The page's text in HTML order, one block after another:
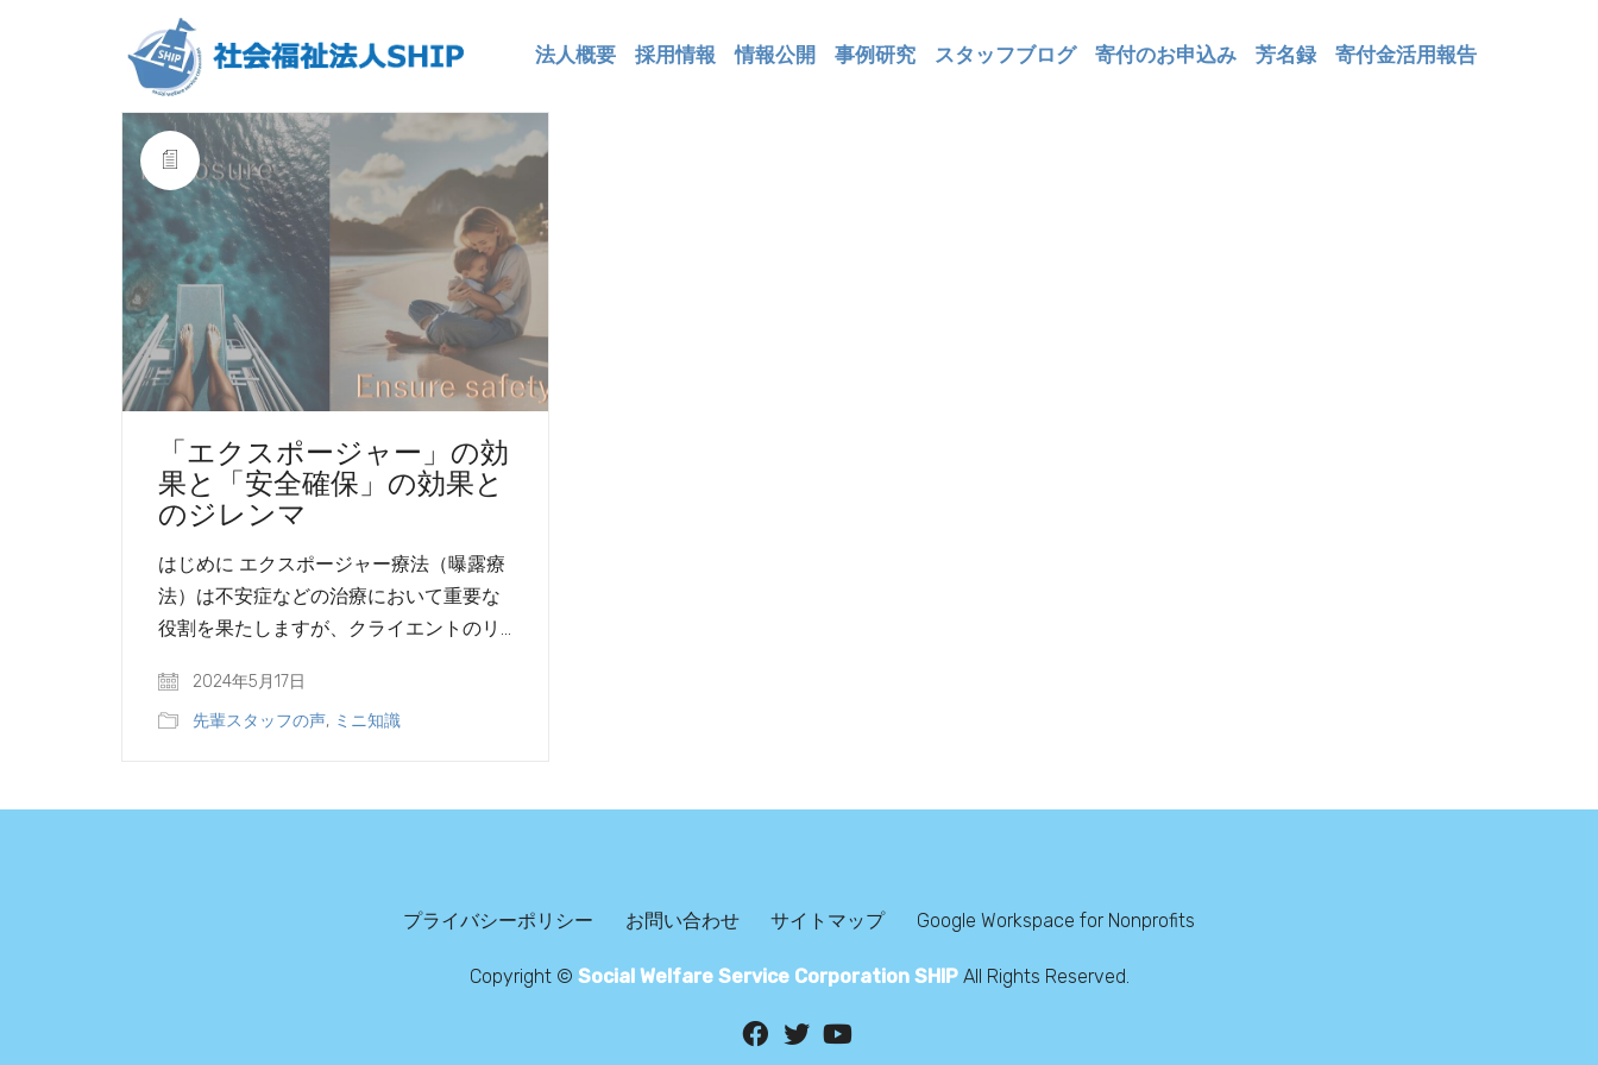
法人概要 採用情報 情報公開 事例研究 スタッフブログ 寄付のお申込み 芳名録 寄付金活用報告
「エクスポージャー」の効
果と「安全確保」の効果と
のジレンマ
はじめに エクスポージャー療法（曝露療
法）は不安症などの治療において重要な
役割を果たしますが、クライエントのリ…
2024年5月17日
先輩スタッフの声, ミニ知識
プライバシーポリシー お問い合わせ サイトマップ Google Workspace for Nonprofits
Copyright © Social Welfare Service Corporation SHIPAll Rights Reserved.